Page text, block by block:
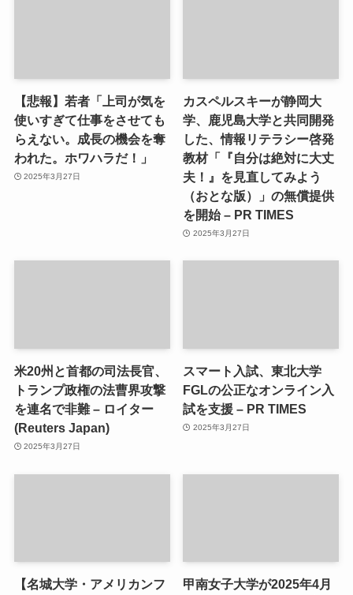
【悲報】若者「上司が気を
使いすぎて仕事をさせても
らえない。成長の機会を奪
われた。ホワハラだ！」
2025年3月27日
カスペルスキーが静岡大
学、鹿児島大学と共同開発
した、情報リテラシー啓発
教材「『自分は絶対に大丈
夫！』を見直してみよう
（おとな版）」の無償提供
を開始 – PR TIMES
2025年3月27日
米20州と首都の司法長官、
トランプ政権の法曹界攻撃
を連名で非難 – ロイター
(Reuters Japan)
2025年3月27日
スマート入試、東北大学
FGLの公正なオンライン入
試を支援 – PR TIMES
2025年3月27日
【名城大学・アメリカンフ
甲南女子大学が2025年4月